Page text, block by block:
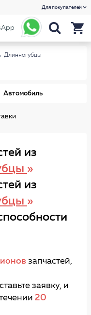
Для покупателей
Длинногубцы
Автомобиль
из
»
из
»
запчастей,
заявку, и
20